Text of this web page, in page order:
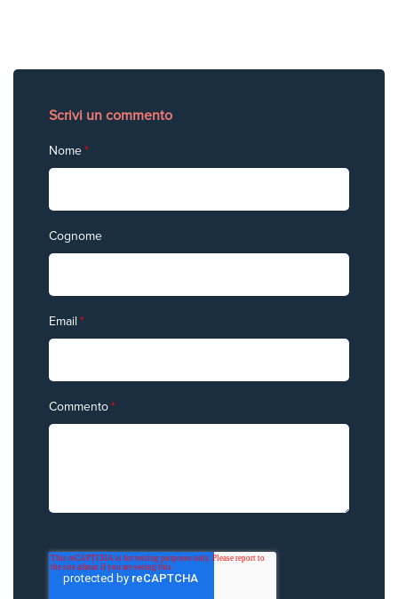
Scrivi un commento
Nome*
Cognome
Email *
Commento*